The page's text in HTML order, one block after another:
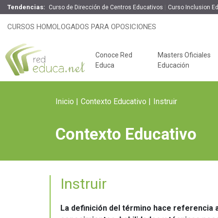
Tendencias: Curso de Dirección de Centros Educativos Curso Inclusion
CURSOS HOMOLOGADOS PARA OPOSICIONES
Conoce Red
Educa
Masters Oficiales
Educación
Oposiciones de
Inicio Contexto Educativo Instruir
Contexto Educativo
Instruir
La definición del término hace referencia